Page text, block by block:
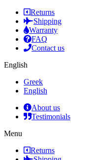
Returns
Shipping
Warranty
FAQ
Contact us
English
Greek
English
About us
Testimonials
Menu
Returns